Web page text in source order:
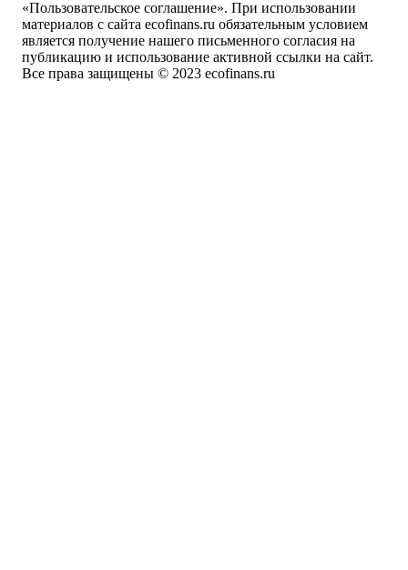
«Пользовательское соглашение». При использовании
материалов с сайта ecofinans.ru обязательным условием
является получение нашего письменного согласия на
публикацию и использование активной ссылки на сайт.
Все права защищены © 2023 ecofinans.ru